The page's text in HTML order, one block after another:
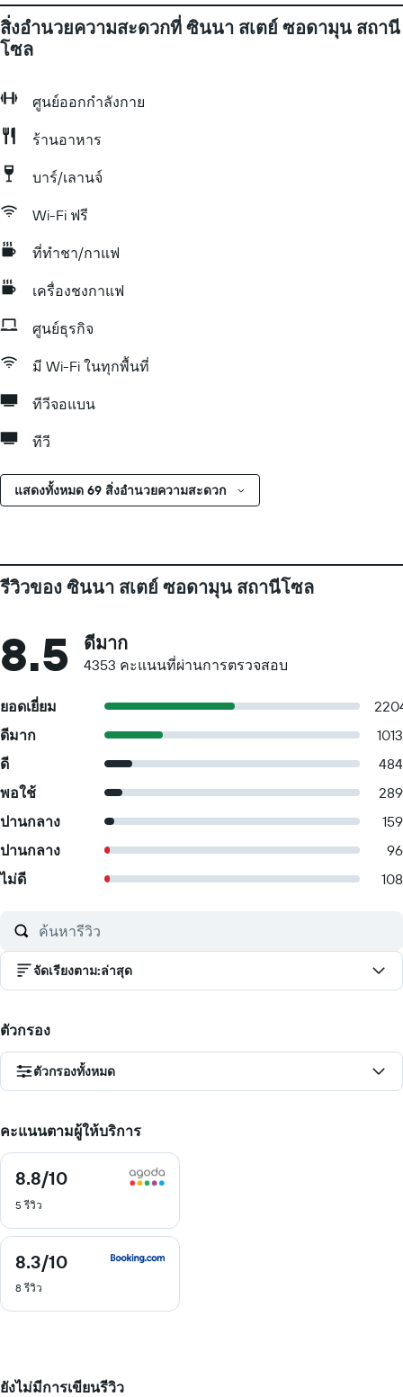
สิ่งอำนวยความสะดวกที่ ซินนา สเตย์ ซอดามุน สถานี
โซล
ศูนย์ออกกำลังกาย
ร้านอาหาร
บาร์/เลานจ์
Wi-Fi ฟรี
ที่ทำชา/กาแฟ
เครื่องชงกาแฟ
ศูนย์ธุรกิจ
มี Wi-Fi ในทุกพื้นที่
ทีวีจอแบน
ทีวี
แสดงทั้งหมด 69 สิ่งอำนวยความสะดวก
รีวิวของ ซินนา สเตย์ ซอดามุน สถานีโซล
8.5 ดีมาก
4353 คะแนนที่ผ่านการตรวจสอบ
ยอดเยี่ยม
ดีมาก
1013
ดี
484
พอใช้
289
ปานกลาง
159
ปานกลาง
96
ไม่ดี
108
จัดเรียงตาม:ล่าสุด
ตัวกรอง
ตัวกรองทั้งหมด
คะแนนตามผู้ให้บริการ
8.8/10
8.8
10
5 รีวิว
8.3/10
8.3
10
8 รีวิว
ยังไม่มีการเขียนรีวิว